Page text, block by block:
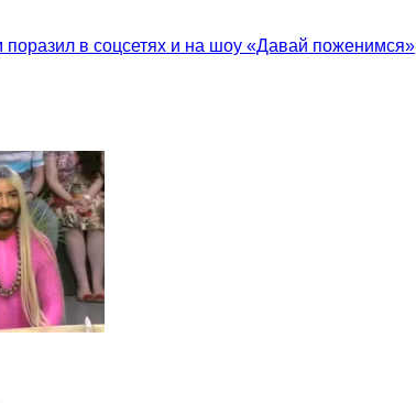
поразил в соцсетях и на шоу «Давай поженимся»